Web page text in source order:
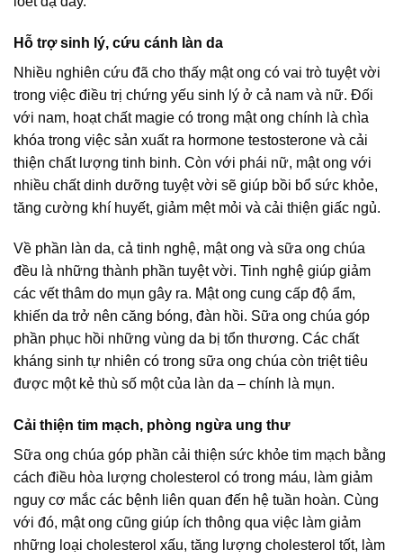
Hỗ trợ sinh lý, cứu cánh làn da
Nhiều nghiên cứu đã cho thấy mật ong có vai trò tuyệt vời
trong việc điều trị chứng yếu sinh lý ở cả nam và nữ. Đối
với nam, hoạt chất magie có trong mật ong chính là chìa
khóa trong việc sản xuất ra hormone testosterone và cải
thiện chất lượng tinh binh. Còn với phái nữ, mật ong với
nhiều chất dinh dưỡng tuyệt vời sẽ giúp bồi bổ sức khỏe,
tăng cường khí huyết, giảm mệt mỏi và cải thiện giấc ngủ.
Về phần làn da, cả tinh nghệ, mật ong và sữa ong chúa
đều là những thành phần tuyệt vời. Tinh nghệ giúp giảm
các vết thâm do mụn gây ra. Mật ong cung cấp độ ẩm,
khiến da trở nên căng bóng, đàn hồi. Sữa ong chúa góp
phần phục hồi những vùng da bị tổn thương. Các chất
kháng sinh tự nhiên có trong sữa ong chúa còn triệt tiêu
được một kẻ thù số một của làn da – chính là mụn.
Cải thiện tim mạch, phòng ngừa ung thư
Sữa ong chúa góp phần cải thiện sức khỏe tim mạch bằng
cách điều hòa lượng cholesterol có trong máu, làm giảm
nguy cơ mắc các bệnh liên quan đến hệ tuần hoàn. Cùng
với đó, mật ong cũng giúp ích thông qua việc làm giảm
những loại cholesterol xấu, tăng lượng cholesterol tốt, làm